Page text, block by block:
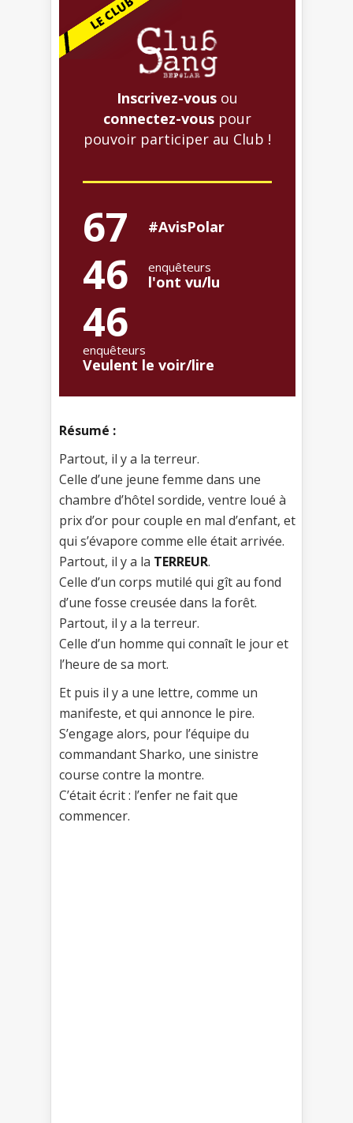
Inscrivez-vous ou
connectez-vous pour
pouvoir participer au Club !
67 #AvisPolar
46 enquêteurs
l'ont vu/lu
46
enquêteurs
Veulent le voir/lire
Résumé :
Partout, il y a la terreur.
Celle d’une jeune femme dans une
chambre d’hôtel sordide, ventre loué à
prix d’or pour couple en mal d’enfant, et
qui s’évapore comme elle était arrivée.
Partout, il y a la TERREUR.
Celle d’un corps mutilé qui gît au fond
d’une fosse creusée dans la forêt.
Partout, il y a la terreur.
Celle d’un homme qui connaît le jour et
l’heure de sa mort.
Et puis il y a une lettre, comme un
manifeste, et qui annonce le pire.
S’engage alors, pour l’équipe du
commandant Sharko, une sinistre
course contre la montre.
C’était écrit : l’enfer ne fait que
commencer.